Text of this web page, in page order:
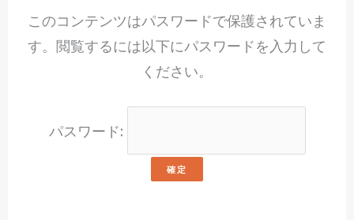
このコンテンツはパスワードで保護されていま
す。閲覧するには以下にパスワードを入力して
ください。
パスワード: